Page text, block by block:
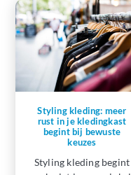
Styling kleding: meer
rust in je kledingkast
begint bij bewuste
keuzes
Styling kleding begint